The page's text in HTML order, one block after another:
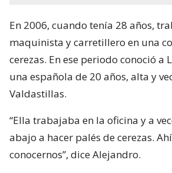
En 2006, cuando tenía 28 años,
maquinista y carretillero en una
cerezas. En ese periodo conoció a
una española de 20 años, alta y
Valdastillas.
“Ella trabajaba en la oficina y a
abajo a hacer palés de cerezas.
conocernos”, dice Alejandro.